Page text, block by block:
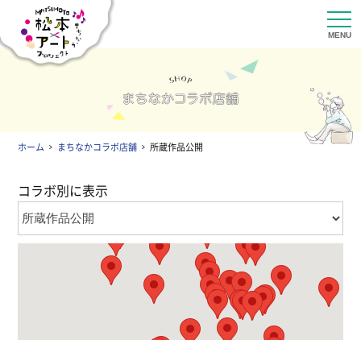
ホーム まちなかコラボ店舗 所蔵作品公開
コラボ別に表示